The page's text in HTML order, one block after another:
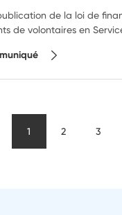
de la loi de
de volontaires en
1 2 3